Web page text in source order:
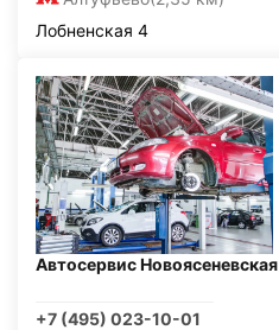
Лобненская 4
Автосервис Новоясеневская
+7 (495) 023-10-01